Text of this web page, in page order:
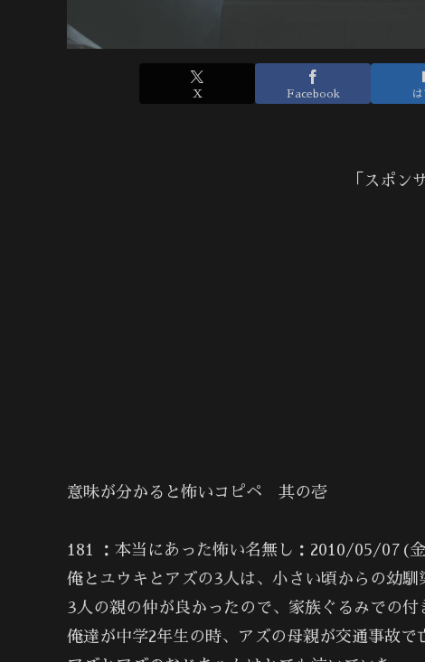
X Facebook は
「スポン
意味が分かると怖いコピペ 其の壱
181 ：本当にあった怖い名無し：2010/05/07(
俺とユウキとアズの3人は、小さい頃からの幼馴
3人の親の仲が良かったので、家族ぐるみでの付
俺達が中学2年生の時、アズの母親が交通事故で